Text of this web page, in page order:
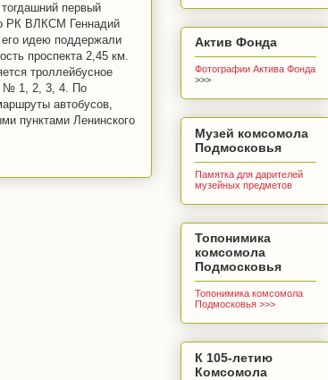
первый
РК ВЛКСМ Геннадий
его идею поддержали
проспекта 2,45 км.
троллейбусное
№ 1, 2, 3, 4. По
автобусов,
пунктами Ленинского
Актив Фонда
Фотографии Актива Фонда
>>>
Музей комсомола
Подмосковья
Памятка для дарителей
музейных предметов
Топонимика
комсомола
Подмосковья
Топонимика комсомола
Подмосковья >>>
К 105-летию
Комсомола